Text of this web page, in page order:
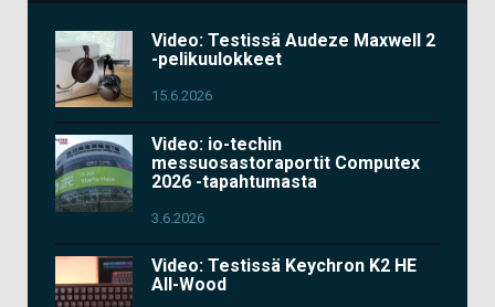
Video: Testissä Audeze Maxwell 2
-pelikuulokkeet
15.6.2026
Video: io-techin
messuosastoraportit Computex
2026 -tapahtumasta
3.6.2026
Video: Testissä Keychron K2 HE
All-Wood